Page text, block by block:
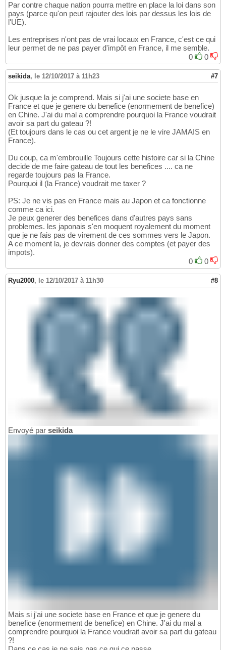
Par contre chaque nation pourra mettre en place la loi dans son
pays (parce qu'on peut rajouter des lois par dessus les lois de
l'UE).
Les entreprises n'ont pas de vrai locaux en France, c'est ce qui
leur permet de ne pas payer d'impôt en France, il me semble.
0
0
seikida, le 12/10/2017 à 11h23 #7
Ok jusque la je comprend. Mais si j'ai une societe base en
France et que je genere du benefice (enormement de benefice)
en Chine. J'ai du mal a comprendre pourquoi la France voudrait
avoir sa part du gateau ?!
(Et toujours dans le cas ou cet argent je ne le vire JAMAIS en
France).
Du coup, ca m'embrouille Toujours cette histoire car si la Chine
decide de me faire gateau de tout les benefices .... ca ne
regarde toujours pas la France.
Pourquoi il (la France) voudrait me taxer ?
PS: Je ne vis pas en France mais au Japon et ca fonctionne
comme ca ici.
Je peux generer des benefices dans d'autres pays sans
problemes. les japonais s'en moquent royalement du moment
que je ne fais pas de virement de ces sommes vers le Japon.
A ce moment la, je devrais donner des comptes (et payer des
impots).
0
0
Ryu2000, le 12/10/2017 à 11h30 #8
Envoyé par seikida
Mais si j'ai une societe base en France et que je genere du
benefice (enormement de benefice) en Chine. J'ai du mal a
comprendre pourquoi la France voudrait avoir sa part du gateau
?!